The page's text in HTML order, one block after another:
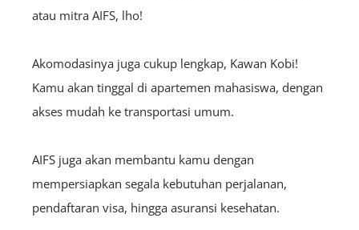
atau mitra AIFS, lho!
Akomodasinya juga cukup lengkap, Kawan Kobi!
Kamu akan tinggal di apartemen mahasiswa, dengan
akses mudah ke transportasi umum.
AIFS juga akan membantu kamu dengan
mempersiapkan segala kebutuhan perjalanan,
pendaftaran visa, hingga asuransi kesehatan.